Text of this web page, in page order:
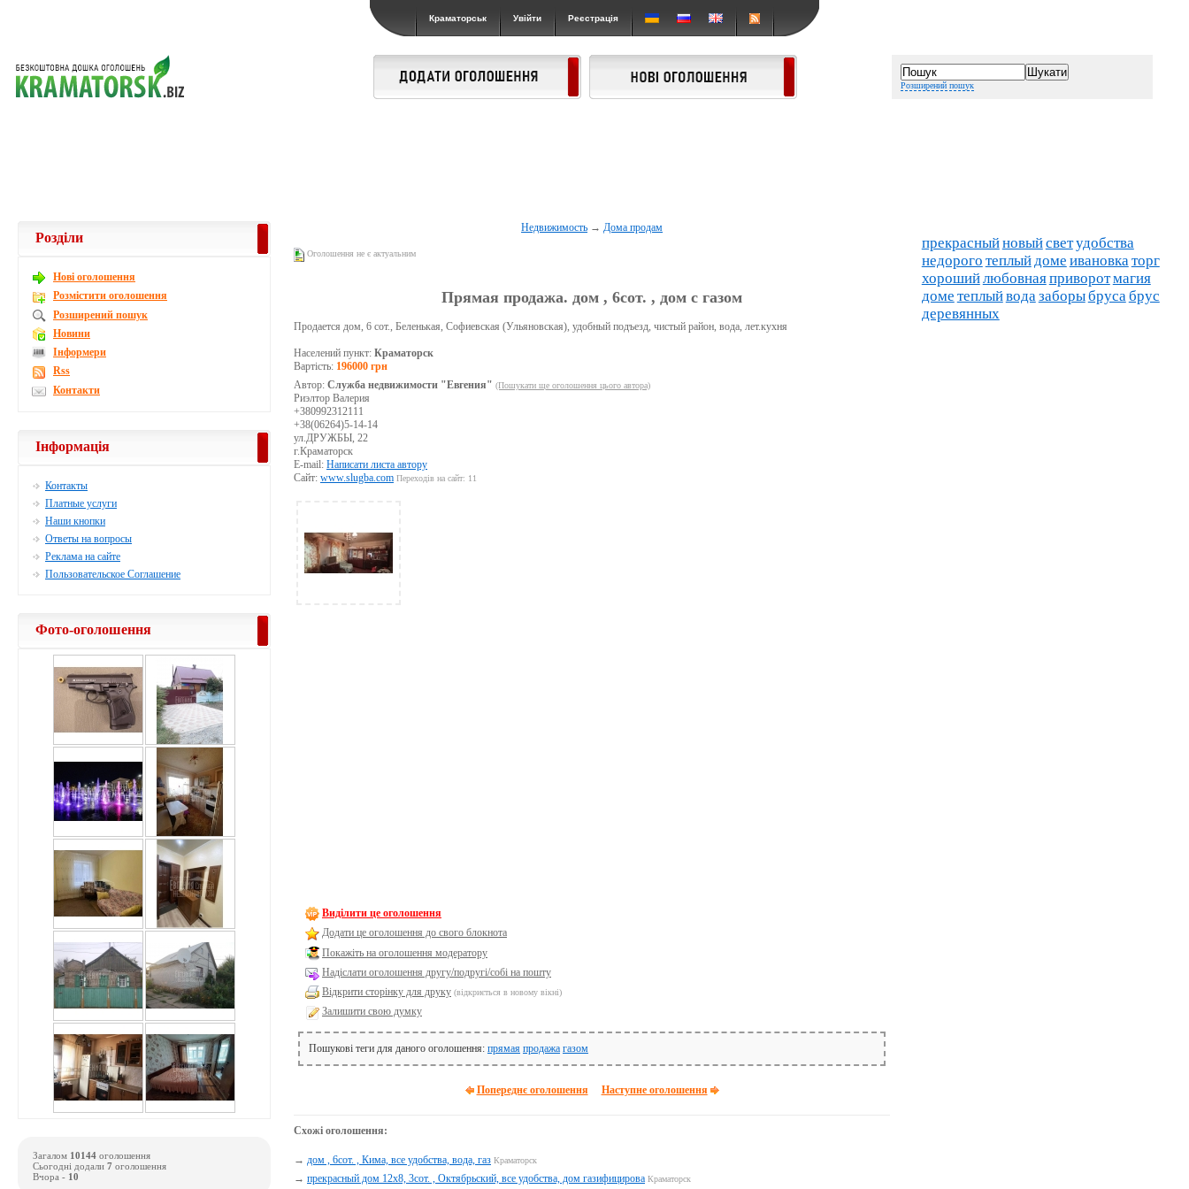
Краматорськ Увійти Реєстрація
Розширений пошук
Недвижимость →Дома продам
Оголошення не є актуальним
Прямая продажа. дом , 6сот. , дом с газом
Продается дом, 6 сот., Беленькая, Софиевская (Ульяновская), удобный подъезд, чистый район, вода, лет.кухня
Населений пункт: Краматорск
Вартість: 196000 грн
Автор: Служба недвижимости "Евгения" (Пошукати ще оголошення цього автора)
Риэлтор Валерия
+380992312111
+38(06264)5-14-14
ул.ДРУЖБЫ, 22
г.Краматорск
E-mail: Написати листа автору
Сайт: www.slugba.com Переходів на сайт: 11
Виділити це оголошення
Додати це оголошення до свого блокнота
Покажіть на оголошення модератору
Надіслати оголошення другу/подругі/собі на пошту
Відкрити сторінку для друку (відкриється в новому вікні)
Залишити свою думку
Пошукові теги для даного оголошення: прямая продажа газом
Попереднє оголошення Наступне оголошення
Схожі оголошення:
→ дом , 6сот. , Кима, все удобства, вода, газ Краматорск
→ прекрасный дом 12х8, 3сот. , Октябрьский, все удобства, дом газифицирова Краматорск
Розділи
Новi оголошення
Розмістити оголошення
Розширений пошук
Новини
Інформери
Rss
Контакти
Інформація
Контакты
Платные услуги
Наши кнопки
Ответы на вопросы
Реклама на сайте
Пользовательское Соглашение
Фото-оголошення
Загалом 10144 оголошення
Сьогодні додали 7 оголошення
Вчора - 10
прекрасныйновыйсветудобства
недорого теплыйдоме ивановкаторг
хорошийлюбовнаяприворотмагия
доме теплыйводазаборыбрусабрус
деревянных